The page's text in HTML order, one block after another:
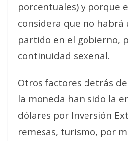
porcentuales) y porque
considera que no habrá
partido en el gobierno,
continuidad sexenal.
Otros factores detrás
la moneda han sido la
dólares por Inversión
remesas, turismo, por